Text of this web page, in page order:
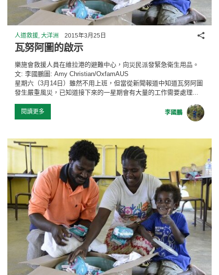
人道救援, 大洋洲 2015年3月25日
瓦努阿圖的啟示
樂施會救援人員在維拉港的避難中心，向災民派發緊急衛生用品。
文: 李國鵬圖: Amy Christian/OxfamAUS
星期六（3月14日）雖然不用上班，但當從新聞報道中知道瓦努阿圖
發生嚴重風災，已知道接下來的一星期會有大量的工作需要處理...
閱讀更多 李國鵬
分享